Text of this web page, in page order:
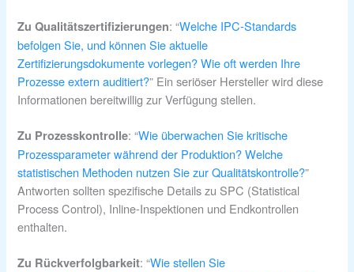
Zu Qualitätszertifizierungen: “Welche IPC-Standards
befolgen Sie, und können Sie aktuelle
Zertifizierungsdokumente vorlegen? Wie oft werden Ihre
Prozesse extern auditiert?” Ein seriöser Hersteller wird diese
Informationen bereitwillig zur Verfügung stellen.
Zu Prozesskontrolle: “Wie überwachen Sie kritische
Prozessparameter während der Produktion? Welche
statistischen Methoden nutzen Sie zur Qualitätskontrolle?”
Antworten sollten spezifische Details zu SPC (Statistical
Process Control), Inline-Inspektionen und Endkontrollen
enthalten.
Zu Rückverfolgbarkeit: “Wie stellen Sie